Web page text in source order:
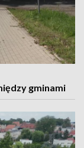
gminami